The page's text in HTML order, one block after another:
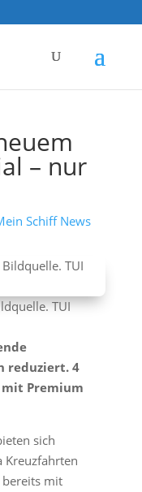
– nur
Schiff News
TUI
reduziert. 4
mit Premium
sich
Kreuzfahrten
bereits mit